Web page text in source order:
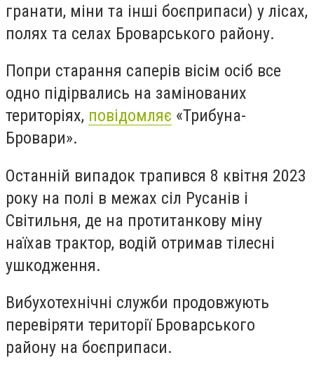
гранати, міни та інші боєприпаси) у лісах,
полях та селах Броварського району.
Попри старання саперів вісім осіб все
одно підірвались на замінованих
територіях, повідомляє «Трибуна-
Бровари».
Останній випадок трапився 8 квітня 2023
року на полі в межах сіл Русанів і
Світильня, де на протитанкову міну
наїхав трактор, водій отримав тілесні
ушкодження.
Вибухотехнічні служби продовжують
перевіряти території Броварського
району на боєприпаси.